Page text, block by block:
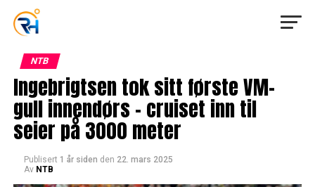
NTB
Ingebrigtsen tok sitt første VM-
gull innendørs – cruiset inn til
seier på 3000 meter
Publisert 1 år siden den 22. mars 2025
Av NTB